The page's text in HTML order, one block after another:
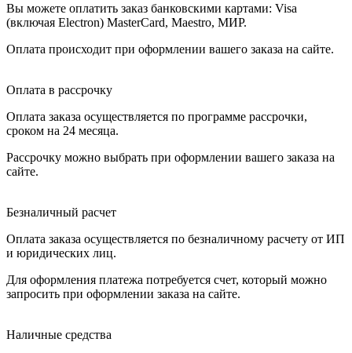
Вы можете оплатить заказ банковскими картами: Visa
(включая Electron) MasterCard, Maestro, МИР.
Оплата происходит при оформлении вашего заказа на сайте.
Оплата в рассрочку
Оплата заказа осуществляется по программе рассрочки,
сроком на 24 месяца.
Рассрочку можно выбрать при оформлении вашего заказа на
сайте.
Безналичный расчет
Оплата заказа осуществляется по безналичному расчету от ИП
и юридических лиц.
Для оформления платежа потребуется счет, который можно
запросить при оформлении заказа на сайте.
Наличные средства